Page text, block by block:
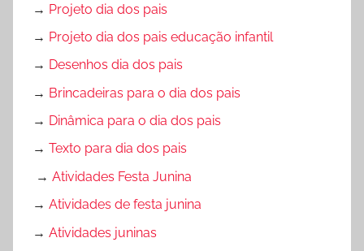
→ Projeto dia dos pais
→ Projeto dia dos pais educação infantil
→ Desenhos dia dos pais
→ Brincadeiras para o dia dos pais
→ Dinâmica para o dia dos pais
→ Texto para dia dos pais
→ Atividades Festa Junina
→ Atividades de festa junina
→ Atividades juninas